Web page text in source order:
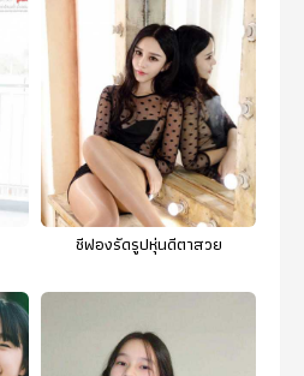
ชีฟองรัดรูปหุ่นดีตาสวย